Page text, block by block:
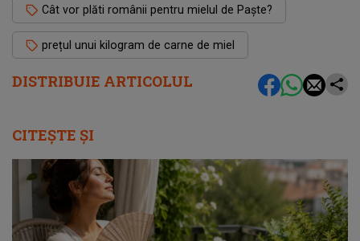
DISTRIBUIE ARTICOLUL
Cât vor plăti românii pentru mielul de Paște?
prețul unui kilogram de carne de miel
CITEȘTE ȘI